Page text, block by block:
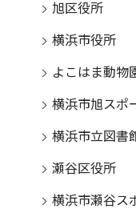
旭区役所
横浜市役所
よこはま動物
横浜市旭スポ
横浜市立図書
瀬谷区役所
横浜市瀬谷ス